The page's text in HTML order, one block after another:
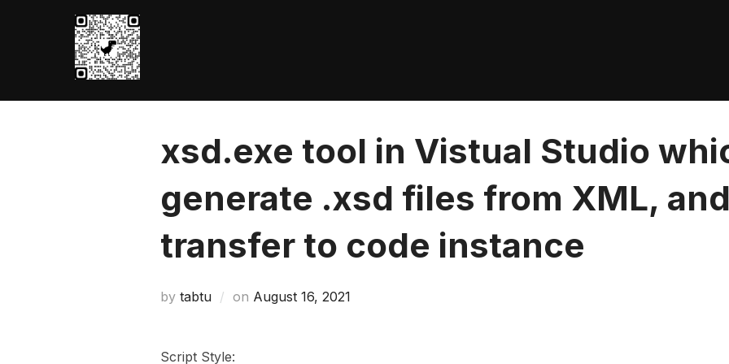
xsd.exe tool in Vistual Studio
generate .xsd files from XML,
transfer to code instance
by tabtu on Posted
August 16, 2021
Script Style: